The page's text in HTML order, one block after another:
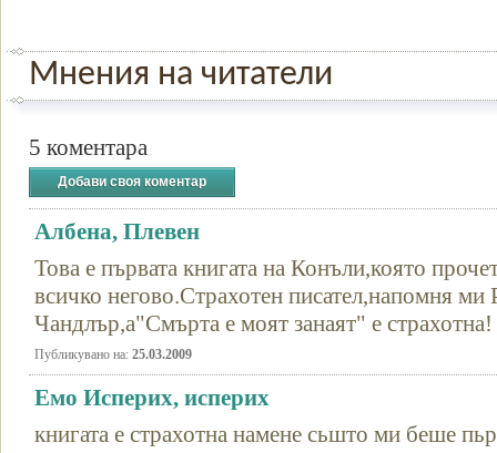
Мнения на читатели
5 коментара
Добави своя коментар
Албена, Плевен
Това е първата книгата на Конъли,която
всичко негово.Страхотен писател,напомня ми
Чандлър,а"Смърта е моят занаят" е страхотна!
Публикувано на: 25.03.2009
Емо Исперих, исперих
книгата е страхотна намене сьшто ми беше